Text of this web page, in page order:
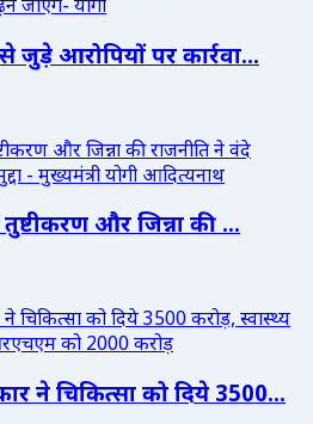
आरोपियों पर कार्रवा...
और जिन्ना की ...
ने चिकित्सा को दिये 3500...